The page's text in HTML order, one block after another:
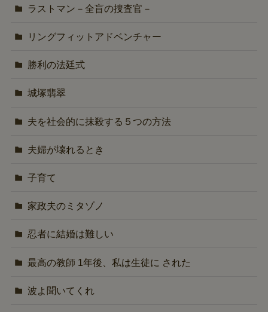
ラストマン－全盲の捜査官－
リングフィットアドベンチャー
勝利の法廷式
城塚翡翠
夫を社会的に抹殺する５つの方法
夫婦が壊れるとき
子育て
家政夫のミタゾノ
忍者に結婚は難しい
最高の教師 1年後、私は生徒に された
波よ聞いてくれ